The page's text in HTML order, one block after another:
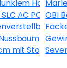
Holz
AC PCAOBI
5-
mit